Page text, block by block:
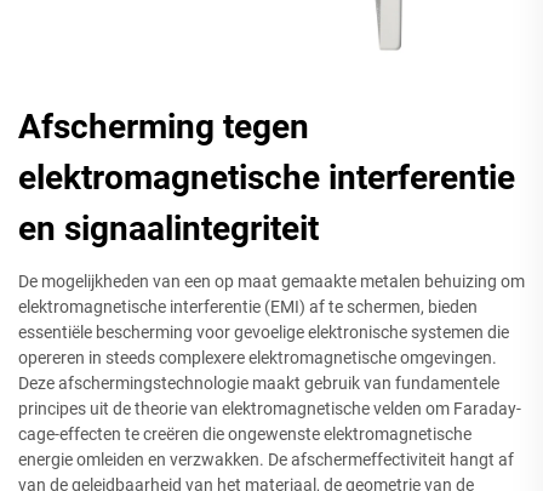
Afscherming tegen
elektromagnetische interferentie
en signaalintegriteit
De mogelijkheden van een op maat gemaakte metalen behuizing om
elektromagnetische interferentie (EMI) af te schermen, bieden
essentiële bescherming voor gevoelige elektronische systemen die
opereren in steeds complexere elektromagnetische omgevingen.
Deze afschermingstechnologie maakt gebruik van fundamentele
principes uit de theorie van elektromagnetische velden om Faraday-
cage-effecten te creëren die ongewenste elektromagnetische
energie omleiden en verzwakken. De afschermeffectiviteit hangt af
van de geleidbaarheid van het materiaal, de geometrie van de